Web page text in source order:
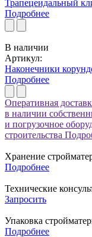
Трапецеидальный
Подробнее
В наличии
Артикул:
Наконечники
Подробнее
Оперативная
в наличии
и погрузочное
строительства
Хранение
Подробнее
Технические
Запросить
Упаковка
Подробнее